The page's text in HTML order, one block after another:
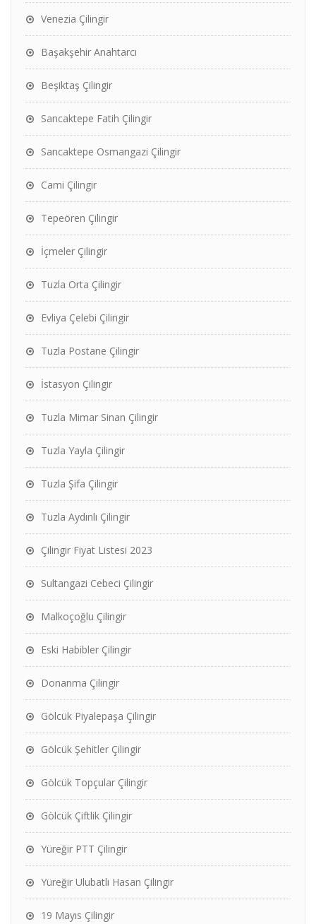
Venezia Çilingir
Başakşehir Anahtarcı
Beşiktaş Çilingir
Sancaktepe Fatih Çilingir
Sancaktepe Osmangazi Çilingir
Cami Çilingir
Tepeören Çilingir
İçmeler Çilingir
Tuzla Orta Çilingir
Evliya Çelebi Çilingir
Tuzla Postane Çilingir
İstasyon Çilingir
Tuzla Mimar Sinan Çilingir
Tuzla Yayla Çilingir
Tuzla Şifa Çilingir
Tuzla Aydınlı Çilingir
Çilingir Fiyat Listesi 2023
Sultangazi Cebeci Çilingir
Malkoçoğlu Çilingir
Eski Habibler Çilingir
Donanma Çilingir
Gölcük Piyalepaşa Çilingir
Gölcük Şehitler Çilingir
Gölcük Topçular Çilingir
Gölcük Çiftlik Çilingir
Yüreğir PTT Çilingir
Yüreğir Ulubatlı Hasan Çilingir
19 Mayıs Çilingir